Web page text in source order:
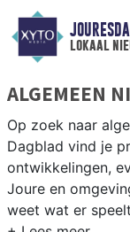
lokaal
ALGEMEEN
Op zoek naar
Dagblad vind je
ontwikkelingen,
Joure en
weet wat er